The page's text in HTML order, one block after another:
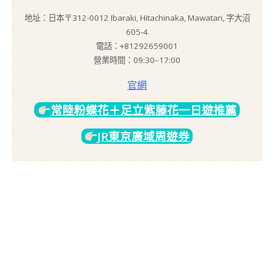
地址：日本〒312-0012 Ibaraki, Hitachinaka, Mawatari, 字大沼
605-4
電話：+81292659001
營業時間：09:30–17:00
官網
常陸粉蝶花＋足立紫藤花一日遊推薦
JR東京廣域周遊券